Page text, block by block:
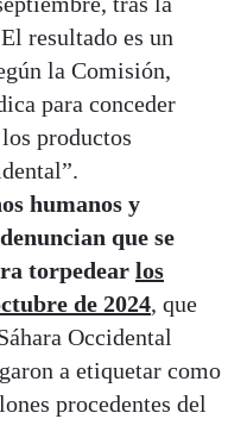
resultado es un
la Comisión,
para conceder
productos
humanos y
que se
torpedear los
de 2024, que
Occidental
a etiquetar como
procedentes del